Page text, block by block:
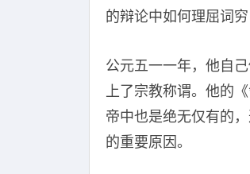
的辩论中如何理屈词
公元五一一年，他自
上了宗教称谓。他的
帝中也是绝无仅有的
的重要原因。